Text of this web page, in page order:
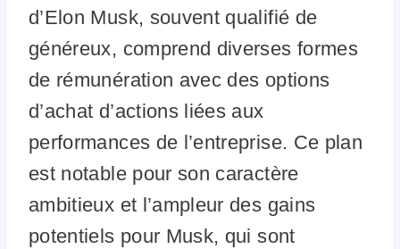
d’Elon Musk, souvent qualifié de
généreux, comprend diverses formes
de rémunération avec des options
d’achat d’actions liées aux
performances de l’entreprise. Ce plan
est notable pour son caractère
ambitieux et l’ampleur des gains
potentiels pour Musk, qui sont